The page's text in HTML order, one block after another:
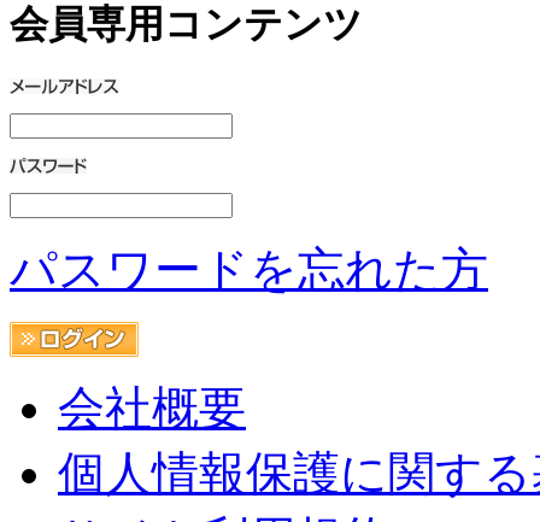
会員専用コンテンツ
パスワードを忘れた方
会社概要
個人情報保護に関す